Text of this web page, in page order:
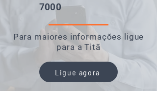
7000
Para maiores informações ligue
para a Titã
Ligue agora